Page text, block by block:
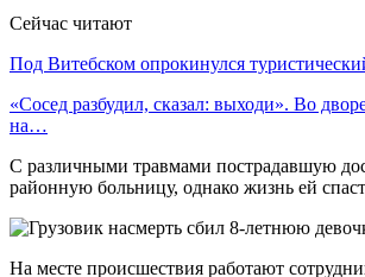
Сейчас читают
Под Витебском опрокинулся
«Сосед разбудил, сказал: выходи». Во
на…
С различными травмами пострадавшую
районную больницу, однако жизнь ей
На месте происшествия работают